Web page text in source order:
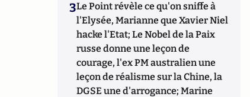
3Le Point révèle ce qu'on sniffe à
l'Elysée, Marianne que Xavier Niel
hacke l'Etat; Le Nobel de la Paix
russe donne une leçon de
courage, l'ex PM australien une
leçon de réalisme sur la Chine, la
DGSE une d'arrogance; Marine